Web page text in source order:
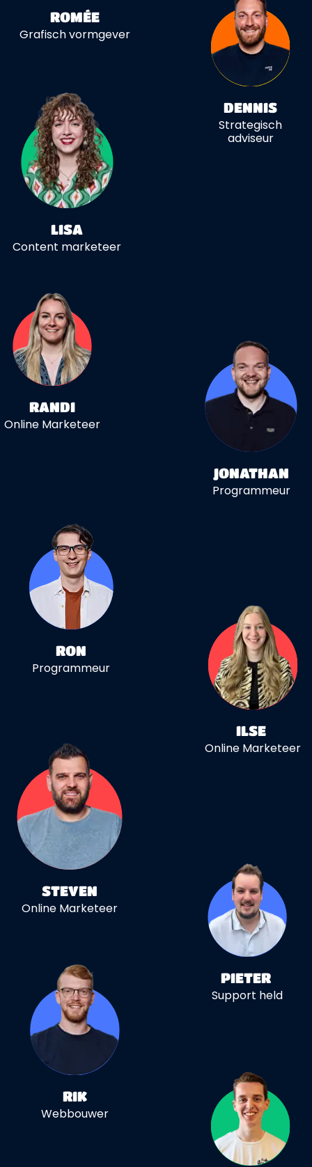
ROMÉE
Grafisch vormgever
LISA
Content marketeer
DENNIS
Strategisch
adviseur
JONATHAN
Programmeur
RANDI
Online Marketeer
RON
Programmeur
STEVEN
Online Marketeer
ILSE
Online Marketeer
RIK
Webbouwer
PIETER
Support held